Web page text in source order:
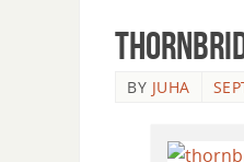
BY JUHA